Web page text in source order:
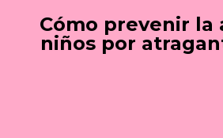
Cómo prevenir la
niños por